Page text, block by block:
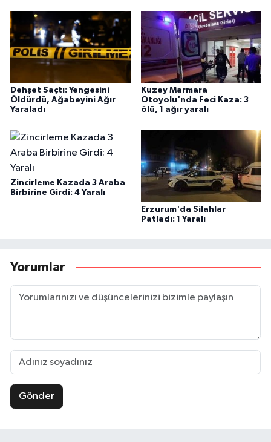
Dehşet Saçtı: Yengesini
Öldürdü, Ağabeyini Ağır
Yaraladı
Kuzey Marmara
Otoyolu'nda Feci Kaza: 3
ölü, 1 ağır yaralı
Zincirleme Kazada 3 Araba
Birbirine Girdi: 4 Yaralı
Erzurum'da Silahlar
Patladı: 1 Yaralı
Yorumlar
Gönder